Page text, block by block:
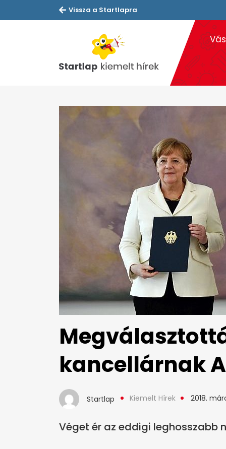
Vissza a Startlapra
kancellárnak
Startlap Kiemelt Hírek 2018.
Véget ér az eddigi